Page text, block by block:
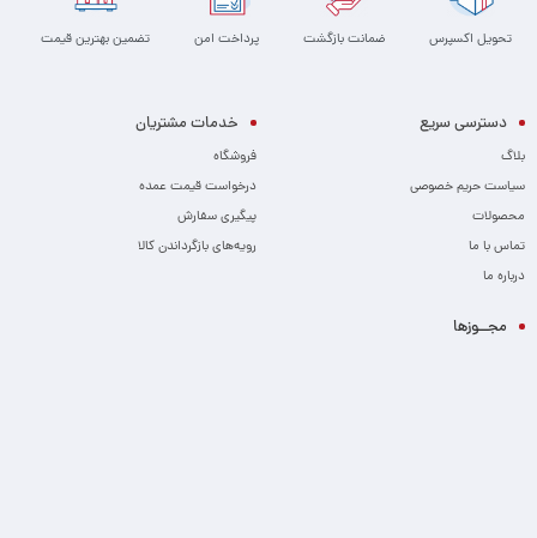
تحویل اکسپرس ضمانت بازگشت پرداخت امن تضمین بهترین قیمت
دسترسی سریع
بلاگ
سیاست حریم خصوصی
محصولات
تماس با ما
درباره ما
خدمات مشتریان
فروشگاه
درخواست قیمت عمده
پیگیری سفارش
رویه‌های بازگرداندن کالا
مجــوزها